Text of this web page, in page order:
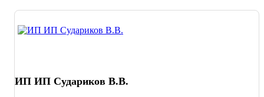
ИП ИП Судариков В.В.